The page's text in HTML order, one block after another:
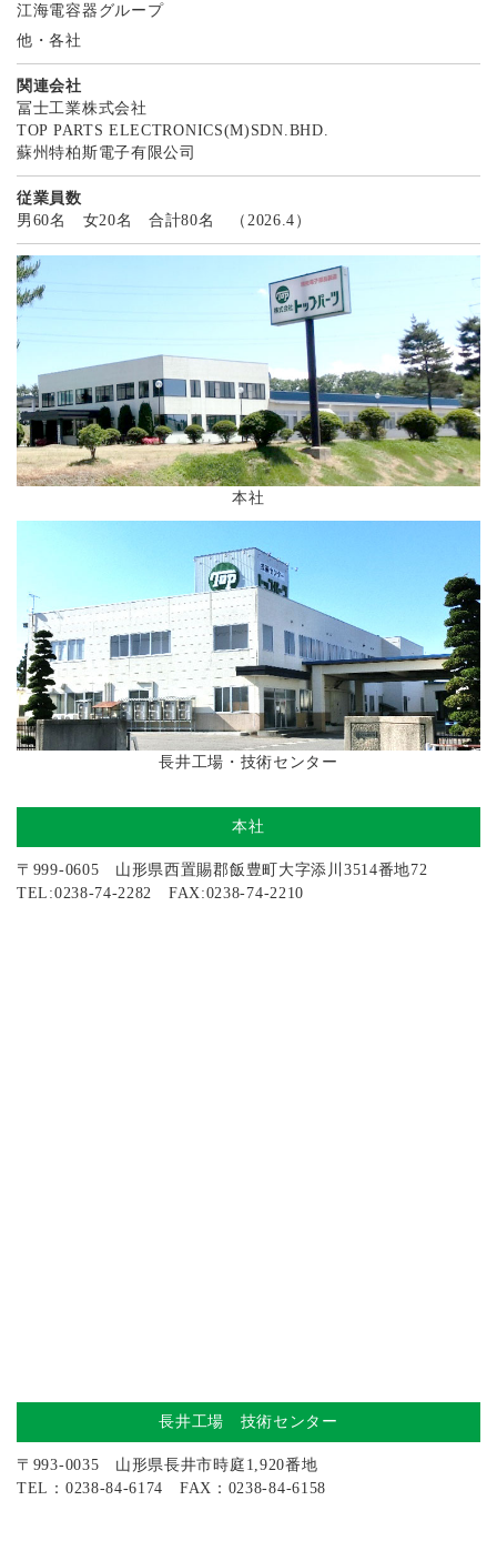
江海電容器グループ
他・各社
関連会社
冨士工業株式会社
TOP PARTS ELECTRONICS(M)SDN.BHD.
蘇州特柏斯電子有限公司
従業員数
男60名 女20名 合計80名 （2026.4）
本社
長井工場・技術センター
本社
〒999-0605 山形県西置賜郡飯豊町大字添川3514番地72
TEL:0238-74-2282 FAX:0238-74-2210
長井工場 技術センター
〒993-0035 山形県長井市時庭1,920番地
TEL：0238-84-6174 FAX：0238-84-6158